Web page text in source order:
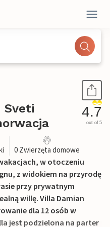
Sveti
4.7
out of 5
0 Zwierzęta domowe
w otoczeniu
z widokiem na przyrodę
przy prywatnym
willę. Villa Damian
dla 12 osób w
jest podzielona na parter